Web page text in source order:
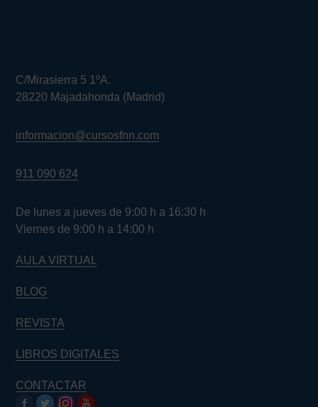
C/Mirasierra 5 1ºA.
28220 Majadahonda (Madrid)
informacion@cursosfnn.com
911 090 624
De lunes a jueves de 9:00 h a 16:30 h
Viernes de 9:00 h a 14:00 h
AULA VIRTUAL
BLOG
REVISTA
LIBROS DIGITALES
CONTACTAR